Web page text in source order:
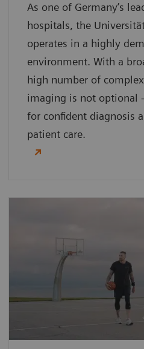
As one of Germany’s
hospitals, the
operates in a highly
environment. With a
high number of
imaging is not optional
for confident diagnosis
patient care.